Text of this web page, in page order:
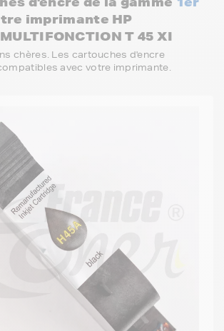
imprimante HP
T 45 XI
chères. Les cartouches d'encre
avec votre imprimante.